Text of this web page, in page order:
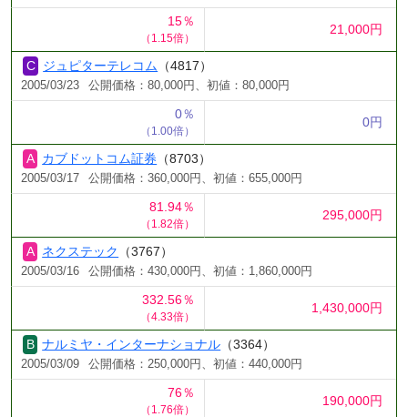
15％
（1.15倍）
21,000円
ジュピターテレコム （4817）
2005/03/23 公開価格：80,000円、初値：80,000円
0％
（1.00倍）
0円
カブドットコム証券 （8703）
2005/03/17 公開価格：360,000円、初値：655,000円
81.94％
（1.82倍）
295,000円
ネクステック （3767）
2005/03/16 公開価格：430,000円、初値：1,860,000円
332.56％
（4.33倍）
1,430,000円
ナルミヤ・インターナショナル （3364）
2005/03/09 公開価格：250,000円、初値：440,000円
76％
（1.76倍）
190,000円